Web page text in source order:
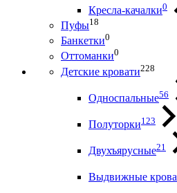
Кресла-качалки0
Пуфы18
Банкетки0
Оттоманки0
Детские кровати228
Односпальные56
Полуторки123
Двухъярусные21
Выдвижные